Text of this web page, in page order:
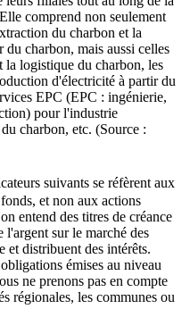
comprend non seulement
du charbon et la
charbon, mais aussi celles
la logistique du charbon, les
d'électricité à partir du
EPC (EPC : ingénierie,
pour l'industrie
charbon, etc. (Source :
suivants se réfèrent aux
et non aux actions
entend des titres de créance
l'argent sur le marché des
et distribuent des intérêts.
émises au niveau
ne prenons pas en compte
régionales, les communes ou